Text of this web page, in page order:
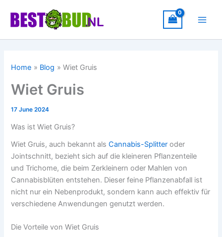
content
Home Blog Wiet Gruis
Wiet Gruis
17 June 2024
Was ist Wiet Gruis?
Wiet Gruis, auch bekannt alsCannabis-Splitteroder
Jointschnitt, bezieht sich auf die kleineren Pflanzenteile
und Trichome, die beim Zerkleinern oder Mahlen von
Cannabisblüten entstehen. Dieser feine Pflanzenabfall ist
nicht nur ein Nebenprodukt, sondern kann auch effektiv für
verschiedene Anwendungen genutzt werden.
Die Vorteile von Wiet Gruis